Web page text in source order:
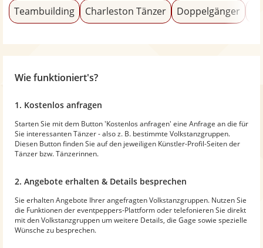
Teambuilding Charleston Tänzer Doppelgänger
Wie funktioniert's?
1. Kostenlos anfragen
Starten Sie mit dem Button 'Kostenlos anfragen' eine Anfrage an die für
Sie interessanten Tänzer - also z. B. bestimmte Volkstanzgruppen.
Diesen Button finden Sie auf den jeweiligen Künstler-Profil-Seiten der
Tänzer bzw. Tänzerinnen.
2. Angebote erhalten & Details besprechen
Sie erhalten Angebote Ihrer angefragten Volkstanzgruppen. Nutzen Sie
die Funktionen der eventpeppers-Plattform oder telefonieren Sie direkt
mit den Volkstanzgruppen um weitere Details, die Gage sowie spezielle
Wünsche zu besprechen.